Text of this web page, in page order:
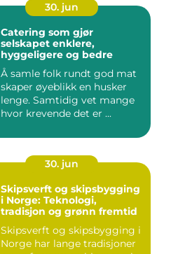
30. jun
Catering som gjør
selskapet enklere,
hyggeligere og bedre
Å samle folk rundt god mat
skaper øyeblikk en husker
lenge. Samtidig vet mange
hvor krevende det er ...
30. jun
Skipsverft og skipsbygging
i Norge: Teknologi,
tradisjon og grønn fremtid
Skipsverft og skipsbygging i
Norge har lange tradisjoner